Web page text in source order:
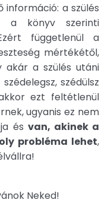
információ: a szülés
a könyv szerinti
függetlenül a
mértékétől,
akár a szülés utáni
szédülsz
ezt feltétlenül
ugyanis ez nem
és van, akinek a
probléma lehet,
Neked!